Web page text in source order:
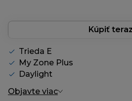
Kúpiť teraz
Trieda E
My Zone Plus
Daylight
Objavte viac